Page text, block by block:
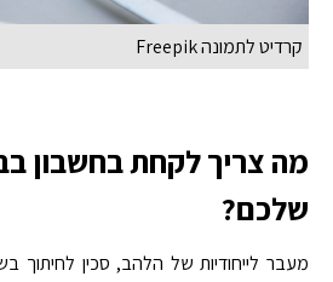
קרדיט לתמונה Freepik
מה צריך לקחת בחשבון
שלכם?
מעבר לייחודיות של הלהב, סכין לחיתוך